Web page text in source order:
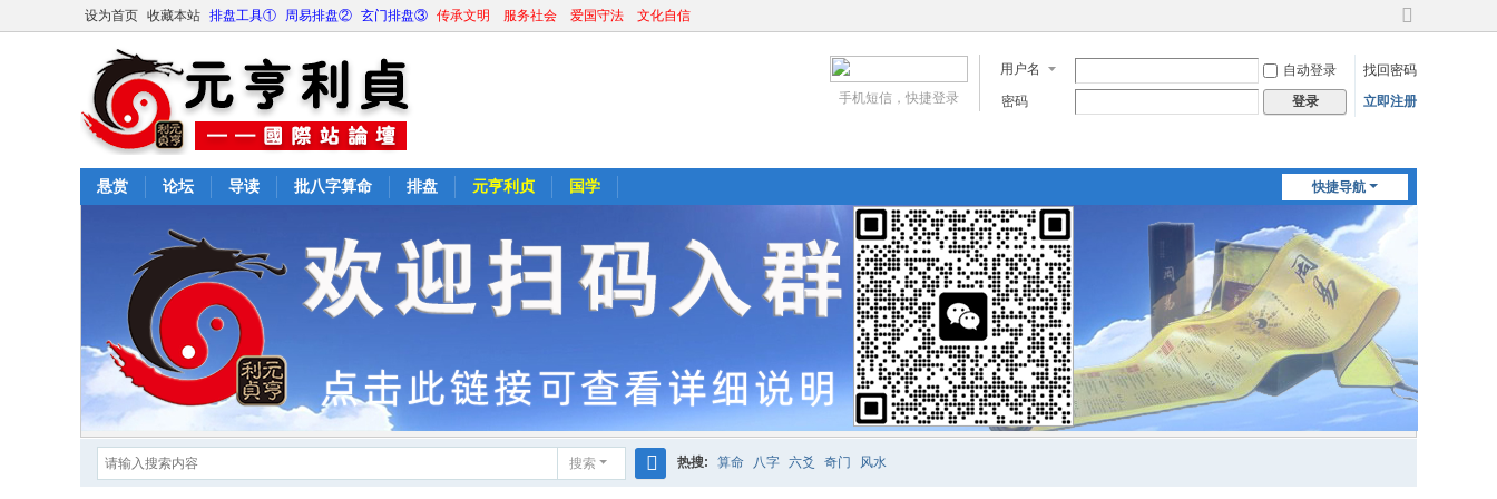
设为首页 收藏本站 排盘工具① 周易排盘② 玄门排盘③ 传承文明 服务社会 爱国守法 文化自信
切
到
宽
用户名 自动登录
找回密码
密码
登录 立即注册
手机短信，快捷登录
快捷导航
悬赏 论坛 导读 批八字算命 排盘 元亨利贞 国学
搜索 热搜: 算命 八字 六爻 奇门 风水